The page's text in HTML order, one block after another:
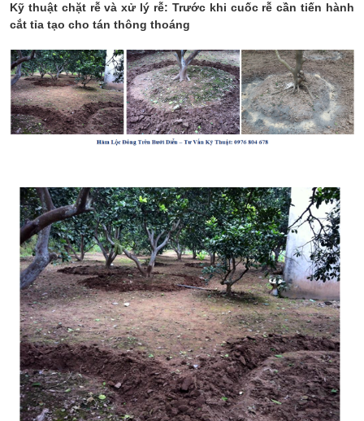
Kỹ thuật chặt rễ và xử lý rễ: Trước khi cuốc rễ cần tiến hành
cắt tỉa tạo cho tán thông thoáng